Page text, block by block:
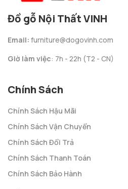
Đồ gỗ Nội Thất VINH
Email: furniture@dogovinh.com
Giờ làm việc: 7h - 22h (T2 - CN)
Chính Sách
Chính Sách Hậu Mãi
Chính Sách Vận Chuyển
Chính Sách Đổi Trả
Chính Sách Thanh Toán
Chính Sách Bảo Hành